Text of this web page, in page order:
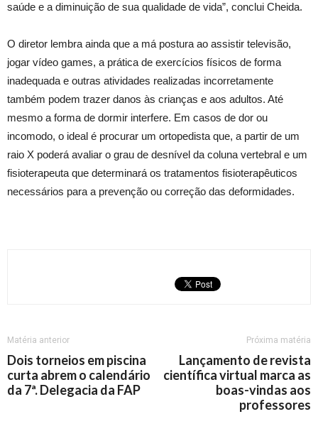
saúde e a diminuição de sua qualidade de vida”, conclui Cheida.
O diretor lembra ainda que a má postura ao assistir televisão,
jogar vídeo games, a prática de exercícios físicos de forma
inadequada e outras atividades realizadas incorretamente
também podem trazer danos às crianças e aos adultos. Até
mesmo a forma de dormir interfere. Em casos de dor ou
incomodo, o ideal é procurar um ortopedista que, a partir de um
raio X poderá avaliar o grau de desnível da coluna vertebral e um
fisioterapeuta que determinará os tratamentos fisioterapêuticos
necessários para a prevenção ou correção das deformidades.
Matéria anterior
Dois torneios em piscina
curta abrem o calendário
da 7ª. Delegacia da FAP
Próxima matéria
Lançamento de revista
científica virtual marca as
boas-vindas aos
professores